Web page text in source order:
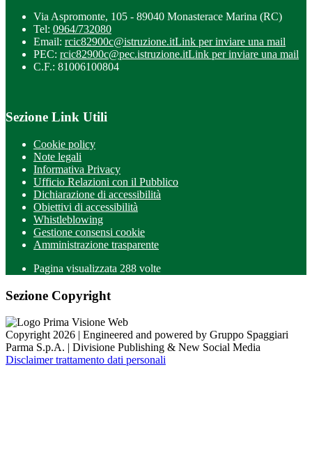
Via Aspromonte, 105 - 89040 Monasterace Marina (RC)
Tel: 0964/732080
Email: rcic82900c@istruzione.itLink per inviare una mail
PEC: rcic82900c@pec.istruzione.itLink per inviare una mail
C.F.: 81006100804
Sezione Link Utili
Cookie policy
Note legali
Informativa Privacy
Ufficio Relazioni con il Pubblico
Dichiarazione di accessibilità
Obiettivi di accessibilità
Whistleblowing
Gestione consensi cookie
Amministrazione trasparente
Pagina visualizzata 288 volte
Sezione Copyright
Copyright 2026 | Engineered and powered by Gruppo Spaggiari
Parma S.p.A. | Divisione Publishing & New Social Media
Disclaimer trattamento dati personali